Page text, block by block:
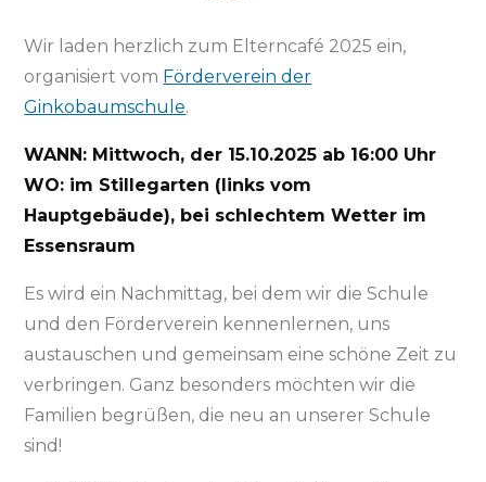
Wir laden herzlich zum Elterncafé 2025 ein,
organisiert vom Förderverein der
Ginkobaumschule.
WANN: Mittwoch, der 15.10.2025 ab 16:00 Uhr
WO: im Stillegarten (links vom
Hauptgebäude), bei schlechtem Wetter im
Essensraum
Es wird ein Nachmittag, bei dem wir die Schule
und den Förderverein kennenlernen, uns
austauschen und gemeinsam eine schöne Zeit zu
verbringen. Ganz besonders möchten wir die
Familien begrüßen, die neu an unserer Schule
sind!